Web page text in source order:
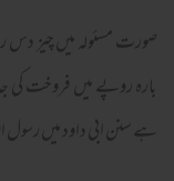
صورت مسئولہ میں چیز
بارہ روپے میں فروخت کی
ہے سنن ابی داود میں